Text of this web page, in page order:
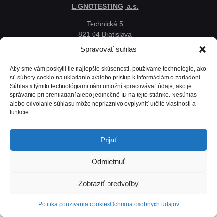
Spravovať súhlas
Aby sme vám poskytli tie najlepšie skúsenosti, používame technológie, ako
sú súbory cookie na ukladanie a/alebo prístup k informáciám o zariadení.
Súhlas s týmito technológiami nám umožní spracovávať údaje, ako je
správanie pri prehliadaní alebo jedinečné ID na tejto stránke. Nesúhlas
alebo odvolanie súhlasu môže nepriaznivo ovplyvniť určité vlastnosti a
funkcie.
Prijať
Odmietnuť
Zobraziť predvoľby
Politika používania cookiesOchrana osobných údajov
LIGNOTESTING, a.s.
Technická 5
821 04 Bratislava
Slovenská republika
Politika používania cookies
Mapa
Lignotesting, a. s. © 2024 | Všetky práva vyhradené. | Vytvoril: Marek Heinfarth.